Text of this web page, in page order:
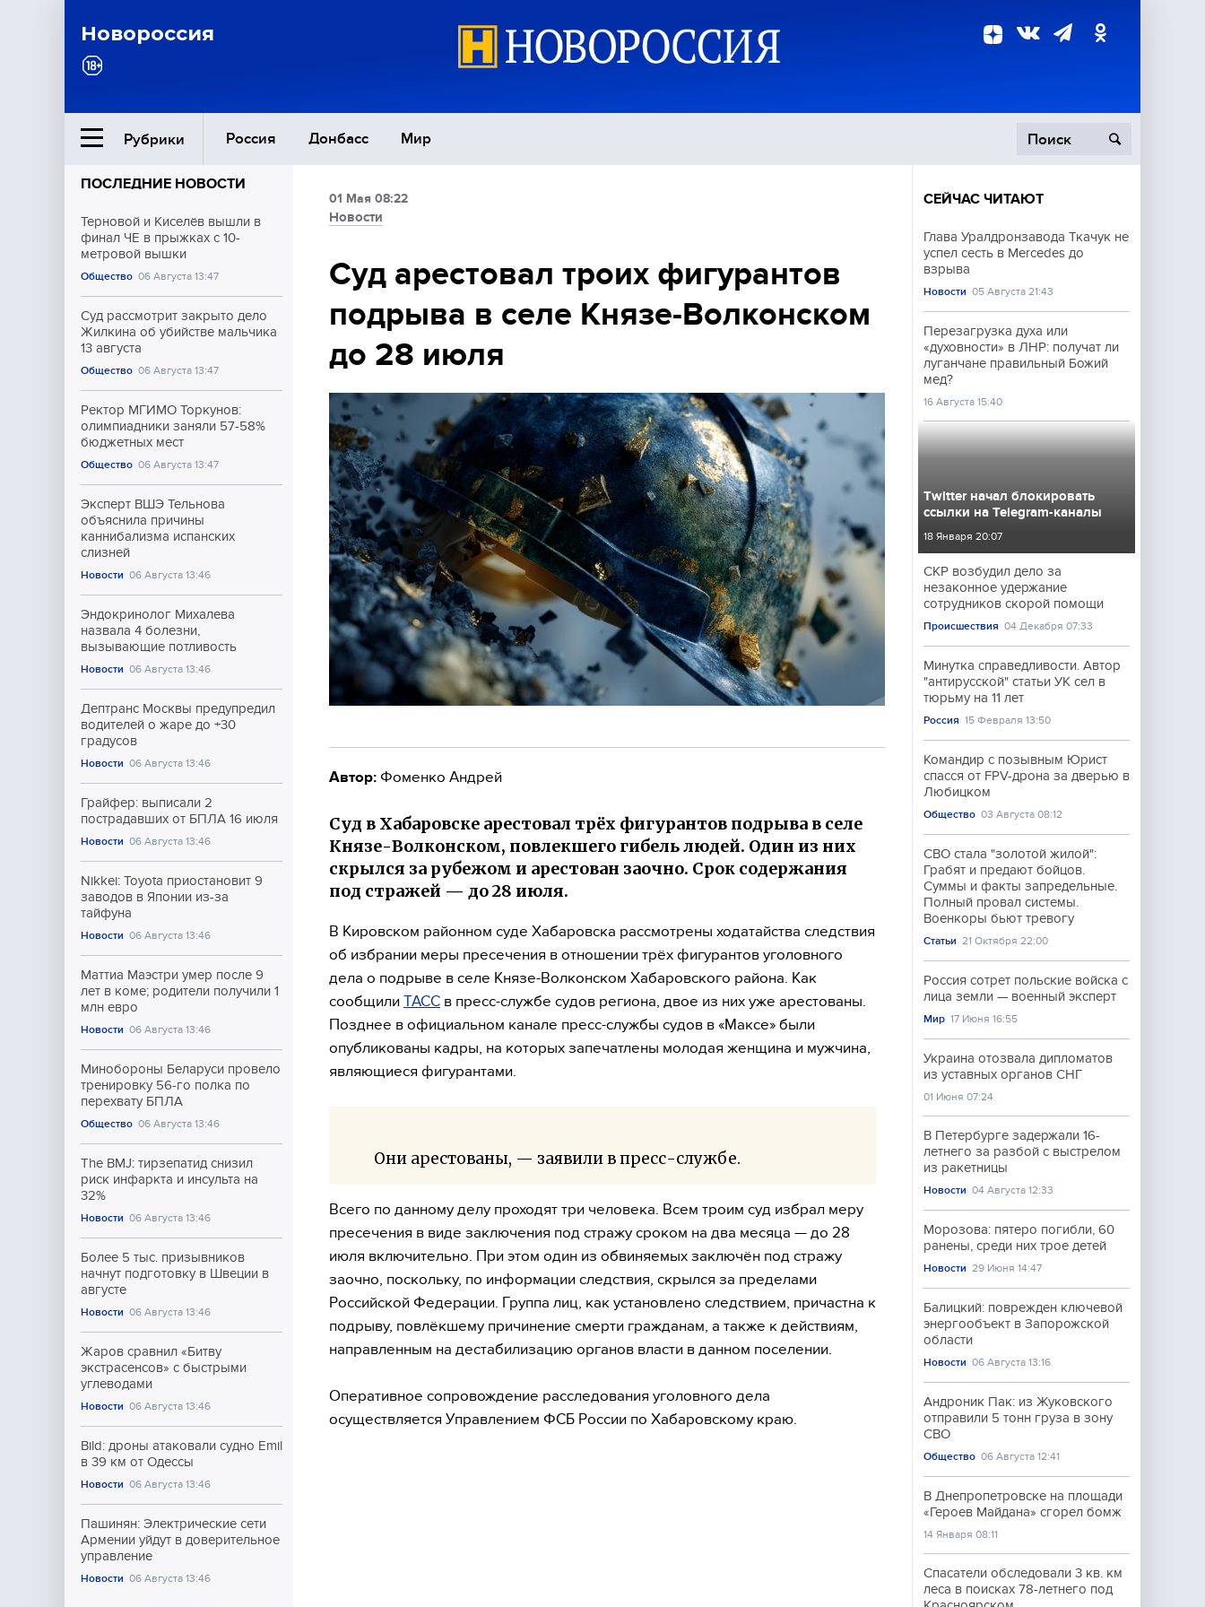
Новороссия
Рубрики Россия Донбасс Мир
Ближний Восток
Общество
Экономика
Происшествия
Культура
Спорт
ПОСЛЕДНИЕ НОВОСТИ
Терновой и Киселёв вышли в
финал ЧЕ в прыжках с 10-
метровой вышки
Общество 06 Августа 13:47
Суд рассмотрит закрыто дело
Жилкина об убийстве мальчика
13 августа
Общество 06 Августа 13:47
Ректор МГИМО Торкунов:
олимпиадники заняли 57-58%
бюджетных мест
Общество 06 Августа 13:47
Эксперт ВШЭ Тельнова
объяснила причины
каннибализма испанских
слизней
Новости 06 Августа 13:46
Эндокринолог Михалева
назвала 4 болезни,
вызывающие потливость
Новости 06 Августа 13:46
Дептранс Москвы предупредил
водителей о жаре до +30
градусов
Новости 06 Августа 13:46
Грайфер: выписали 2
пострадавших от БПЛА 16 июля
Новости 06 Августа 13:46
Nikkei: Toyota приостановит 9
заводов в Японии из-за
тайфуна
Новости 06 Августа 13:46
Маттиа Маэстри умер после 9
лет в коме; родители получили 1
млн евро
Новости 06 Августа 13:46
Минобороны Беларуси провело
тренировку 56-го полка по
перехвату БПЛА
Общество 06 Августа 13:46
The BMJ: тирзепатид снизил
риск инфаркта и инсульта на
32%
Новости 06 Августа 13:46
Более 5 тыс. призывников
начнут подготовку в Швеции в
августе
Новости 06 Августа 13:46
Жаров сравнил «Битву
экстрасенсов» с быстрыми
углеводами
Новости 06 Августа 13:46
Bild: дроны атаковали судно Emil
в 39 км от Одессы
Новости 06 Августа 13:46
Пашинян: Электрические сети
Армении уйдут в доверительное
управление
Новости 06 Августа 13:46
01 Мая 08:22
Новости
Суд арестовал троих фигурантов
подрыва в селе Князе-Волконском
до 28 июля
Автор: Фоменко Андрей
Суд в Хабаровске арестовал трёх фигурантов подрыва в селе
Князе-Волконском, повлекшего гибель людей. Один из них
скрылся за рубежом и арестован заочно. Срок содержания
под стражей — до 28 июля.
В Кировском районном суде Хабаровска рассмотрены ходатайства следствия
об избрании меры пресечения в отношении трёх фигурантов уголовного
дела о подрыве в селе Князе-Волконском Хабаровского района. Как
сообщили ТАСС в пресс-службе судов региона, двое из них уже арестованы.
Позднее в официальном канале пресс-службы судов в «Максе» были
опубликованы кадры, на которых запечатлены молодая женщина и мужчина,
являющиеся фигурантами.
Они арестованы, — заявили в пресс-службе.
Всего по данному делу проходят три человека. Всем троим суд избрал меру
пресечения в виде заключения под стражу сроком на два месяца — до 28
июля включительно. При этом один из обвиняемых заключён под стражу
заочно, поскольку, по информации следствия, скрылся за пределами
Российской Федерации. Группа лиц, как установлено следствием, причастна к
подрыву, повлёкшему причинение смерти гражданам, а также к действиям,
направленным на дестабилизацию органов власти в данном поселении.
Оперативное сопровождение расследования уголовного дела
осуществляется Управлением ФСБ России по Хабаровскому краю.
СЕЙЧАС ЧИТАЮТ
Глава Уралдронзавода Ткачук не
успел сесть в Mercedes до
взрыва
Новости 05 Августа 21:43
Перезагрузка духа или
«духовности» в ЛНР: получат ли
луганчане правильный Божий
мед?
16 Августа 15:40
Twitter начал блокировать
ссылки на Telegram-каналы
18 Января 20:07
СКР возбудил дело за
незаконное удержание
сотрудников скорой помощи
Происшествия 04 Декабря 07:33
Минутка справедливости. Автор
"антирусской" статьи УК сел в
тюрьму на 11 лет
Россия 15 Февраля 13:50
Командир с позывным Юрист
спасся от FPV-дрона за дверью в
Любицком
Общество 03 Августа 08:12
СВО стала "золотой жилой":
Грабят и предают бойцов.
Суммы и факты запредельные.
Полный провал системы.
Военкоры бьют тревогу
Статьи 21 Октября 22:00
Россия сотрет польские войска с
лица земли — военный эксперт
Мир 17 Июня 16:55
Украина отозвала дипломатов
из уставных органов СНГ
01 Июня 07:24
В Петербурге задержали 16-
летнего за разбой с выстрелом
из ракетницы
Новости 04 Августа 12:33
Морозова: пятеро погибли, 60
ранены, среди них трое детей
Новости 29 Июня 14:47
Балицкий: поврежден ключевой
энергообъект в Запорожской
области
Новости 06 Августа 13:16
Андроник Пак: из Жуковского
отправили 5 тонн груза в зону
СВО
Общество 06 Августа 12:41
В Днепропетровске на площади
«Героев Майдана» сгорел бомж
14 Января 08:11
Спасатели обследовали 3 кв. км
леса в поисках 78-летнего под